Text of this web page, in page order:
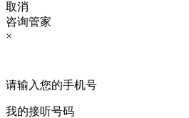
取消
咨询管家
×
请输入您的手机号
我的接听号码